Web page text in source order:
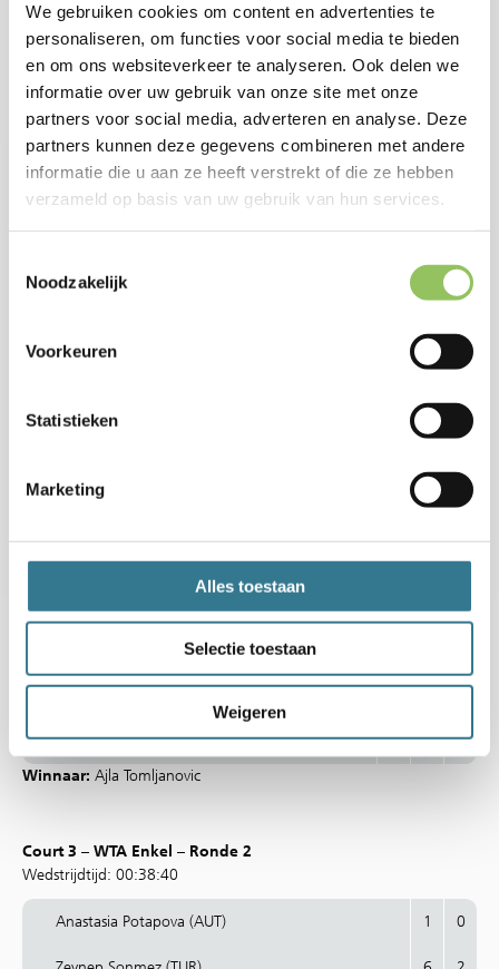
We gebruiken cookies om content en advertenties te
personaliseren, om functies voor social media te bieden
en om ons websiteverkeer te analyseren. Ook delen we
informatie over uw gebruik van onze site met onze
partners voor social media, adverteren en analyse. Deze
partners kunnen deze gegevens combineren met andere
informatie die u aan ze heeft verstrekt of die ze hebben
verzameld op basis van uw gebruik van hun services.
Noodzakelijk
Voorkeuren
Statistieken
Marketing
Alles toestaan
Selectie toestaan
Weigeren
James McCabe (AUS) [Q]
Winnaar:Kamil Majchrzak
Centre Court – WTA Enkel – Ronde 2
Wedstrijdtijd: 01:30:06
Elise Mertens (BEL)
3
Wedstrijdtijd: 01:19:21
6 6
Court 1 – WTA Enkel – Ronde 2
Dayana Yastremska (UKR) 6 4
5
Winnaar: Ajla Tomljanovic
Court 3 – WTA Enkel – Ronde 2
Wedstrijdtijd: 00:38:40
Anastasia Potapova (AUT) 1 0